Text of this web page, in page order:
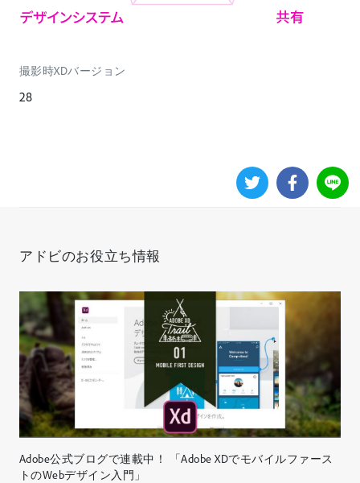
撮影時XDバージョン
28
アドビのお役立ち情報
Adobe公式ブログで連載中！ 「Adobe XDでモバイルファース
トのWebデザイン入門」